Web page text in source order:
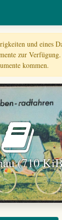
und eines
zur
kommen.
(710